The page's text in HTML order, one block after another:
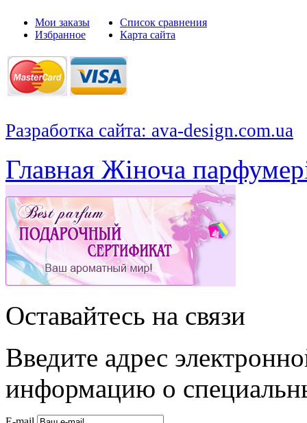
Мои заказы
Избранное
Список сравнения
Карта сайта
Разработка сайта: ava-design.com.ua
Главная Жіноча
Оставайтесь на связи
Введите адрес
информацию о